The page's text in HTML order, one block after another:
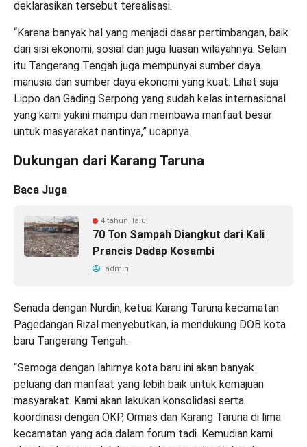
deklarasikan tersebut terealisasi.
“Karena banyak hal yang menjadi dasar pertimbangan, baik
dari sisi ekonomi, sosial dan juga luasan wilayahnya. Selain
itu Tangerang Tengah juga mempunyai sumber daya
manusia dan sumber daya ekonomi yang kuat. Lihat saja
Lippo dan Gading Serpong yang sudah kelas internasional
yang kami yakini mampu dan membawa manfaat besar
untuk masyarakat nantinya,” ucapnya.
Dukungan dari Karang Taruna
Baca Juga
4 tahun lalu
70 Ton Sampah Diangkut dari Kali
Prancis Dadap Kosambi
admin
Senada dengan Nurdin, ketua Karang Taruna kecamatan
Pagedangan Rizal menyebutkan, ia mendukung DOB kota
baru Tangerang Tengah.
“Semoga dengan lahirnya kota baru ini akan banyak
peluang dan manfaat yang lebih baik untuk kemajuan
masyarakat. Kami akan lakukan konsolidasi serta
koordinasi dengan OKP, Ormas dan Karang Taruna di lima
kecamatan yang ada dalam forum tadi. Kemudian kami